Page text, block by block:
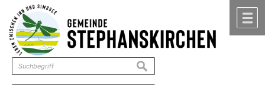
Zum Inhalt ,zur Navigation
suchen